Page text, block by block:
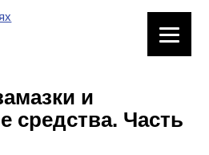
и
средства. Часть